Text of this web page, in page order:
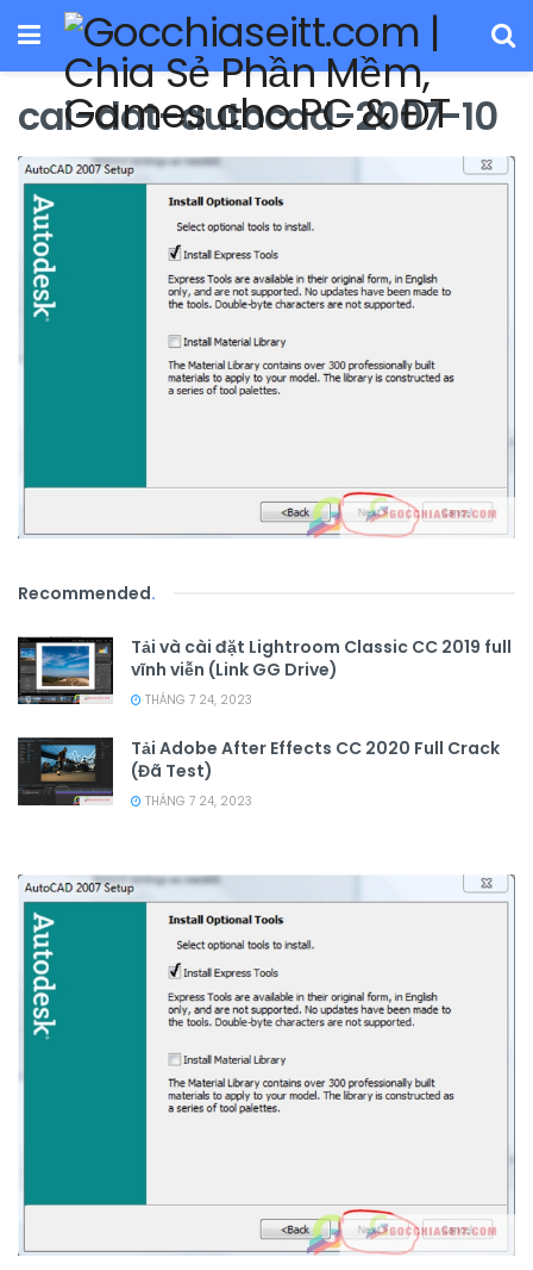
cai-dat-autocad-2007-10
Recommended.
Tải và cài đặt Lightroom Classic CC 2019 full
vĩnh viễn (Link GG Drive)
THÁNG 7 24, 2023
Tải Adobe After Effects CC 2020 Full Crack
(Đã Test)
THÁNG 7 24, 2023